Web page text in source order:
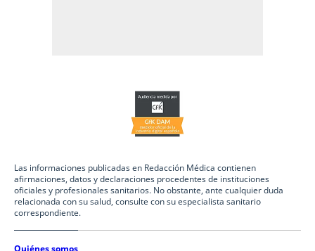
Las informaciones publicadas en Redacción Médica contienen
afirmaciones, datos y declaraciones procedentes de instituciones
oficiales y profesionales sanitarios. No obstante, ante cualquier duda
relacionada con su salud, consulte con su especialista sanitario
correspondiente.
Quiénes somos